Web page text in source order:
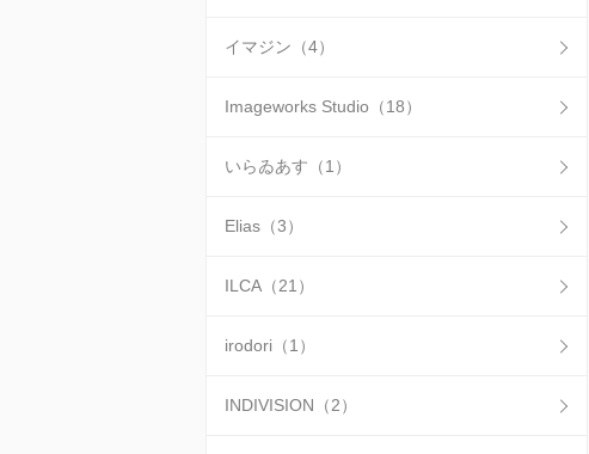
イマジン（4）
Imageworks Studio（18）
いらゐあす（1）
Elias（3）
ILCA（21）
irodori（1）
INDIVISION（2）